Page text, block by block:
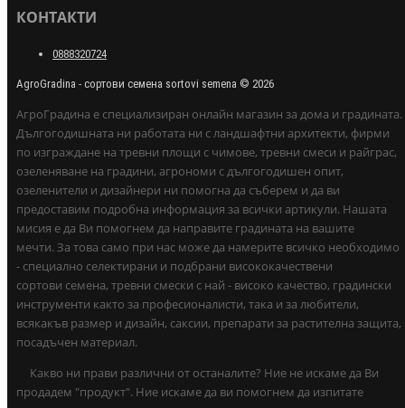
КОНТАКТИ
0888320724
AgroGradina - сортови семена sortovi semena © 2026
АгроГрадина е специализиран онлайн магазин за дома и градината.
Дългогодишната ни работата ни с ландшафтни архитекти, фирми
по изграждане на тревни площи с чимове, тревни смеси и райграс,
озеленяване на градини, агрономи с дългогодишен опит,
озеленители и дизайнери ни помогна да съберем и да ви
предоставим подробна информация за всички артикули. Нашата
мисия е да Ви помогнем да направите градината на вашите
мечти. За това само при нас може да намерите всичко необходимо
- специално селектирани и подбрани висококачествени
сортови семена, тревни смески с най - високо качество, градински
инструменти както за професионалисти, така и за любители,
всякакъв размер и дизайн, саксии, препарати за растителна защита,
посадъчен материал.
Какво ни прави различни от останалите? Ние не искаме да Ви
продадем "продукт". Ние искаме да ви помогнем да изпитате